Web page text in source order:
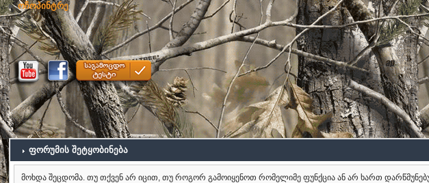
ოჩოპინტრე
ფორუმის შეტყობინება
მოხდა შეცდომა. თუ თქვენ არ იცით, თუ როგორ გამოიყენოთ რომელიმე ფუნქცია ან არ ხართ